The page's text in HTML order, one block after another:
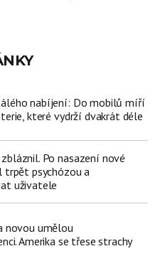
nabíjení: Do mobilů míří
které vydrží dvakrát déle
Po nasazení nové
trpět psychózou a
uživatele
novou umělou
Amerika se třese strachy